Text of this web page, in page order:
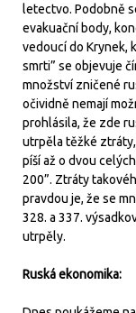
letectvo. Podobně
evakuační body,
vedoucí do Krynek,
smrti” se objevuje
množství zničené
očividně nemají
prohlásila, že zde
utrpěla těžké
píší až o dvou
200”. Ztráty
pravdou je, že se
328. a 337.
utrpěly.
Ruská ekonomika: